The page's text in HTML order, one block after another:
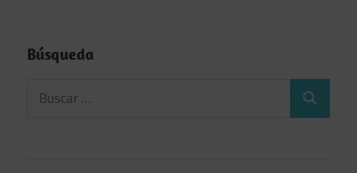
Búsqueda